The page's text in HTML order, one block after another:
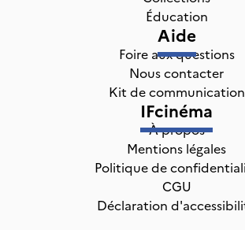
Éducation
Aide
Foire aux questions
Nous contacter
Kit de communication
IFcinéma
À propos
Mentions légales
Politique de
CGU
Déclaration